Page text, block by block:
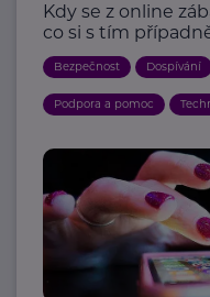
Kdy se z online
co si s tím
Bezpečnost Dospívání
Podpora a pomoc